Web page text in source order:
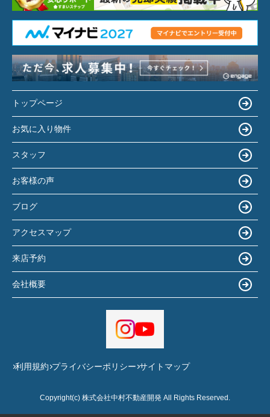
トップページ
お気に入り物件
スタッフ
お客様の声
ブログ
アクセスマップ
来店予約
会社概要
利用規約 プライバシーポリシー サイトマップ
Copyright(c) 株式会社中村不動産開発 All Rights Reserved.